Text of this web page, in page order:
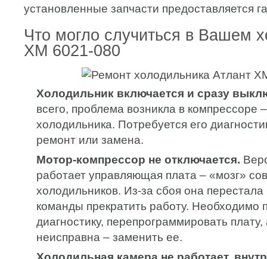
установленные запчасти предоставляется
Что могло случиться в Вашем
ХМ 6021-080
Холодильник включается и сразу
всего, проблема возникла в компрессоре
холодильника. Потребуется его
ремонт или замена.
Мотор-компрессор не отключается.
работает управляющая плата – «мозг»
холодильников. Из-за сбоя она
команды прекратить работу. Необходимо
диагностику, перепрограммировать
неисправна – заменить ее.